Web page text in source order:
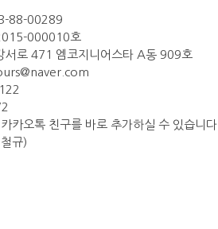
88-00289
000010호
서로 471 엠코지니어스타 A동 909호
카오톡 친구를 바로 추가하실 수 있습니다.
규)